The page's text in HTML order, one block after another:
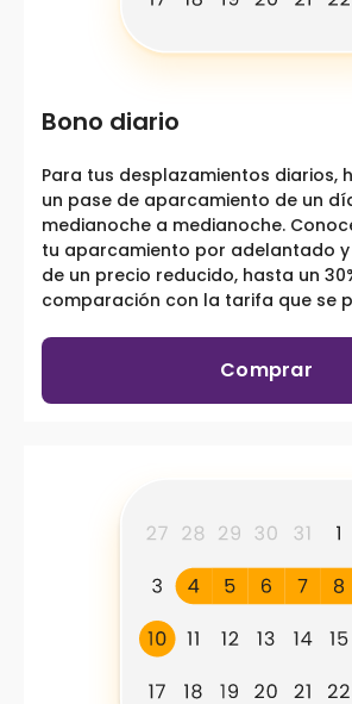
Bono diario
Para tus desplazamientos diarios,
un pase de aparcamiento de un
medianoche a medianoche.
tu aparcamiento por adelantado
de un precio reducido, hasta un
comparación con la tarifa que se
Comprar